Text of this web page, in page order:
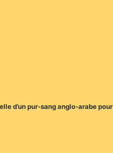
d’un pur-sang anglo-arabe pour